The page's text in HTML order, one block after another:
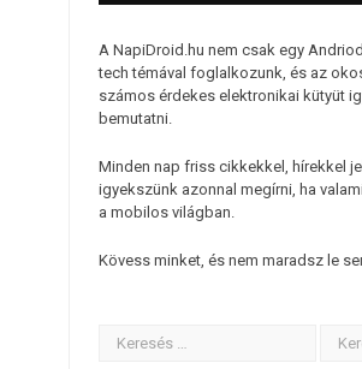
A NapiDroid.hu nem csak egy
tech témával foglalkozunk, és az
számos érdekes elektronikai kütyüt
bemutatni.
Minden nap friss cikkekkel, hírekkel
igyekszünk azonnal megírni, ha
a mobilos világban.
Kövess minket, és nem maradsz le